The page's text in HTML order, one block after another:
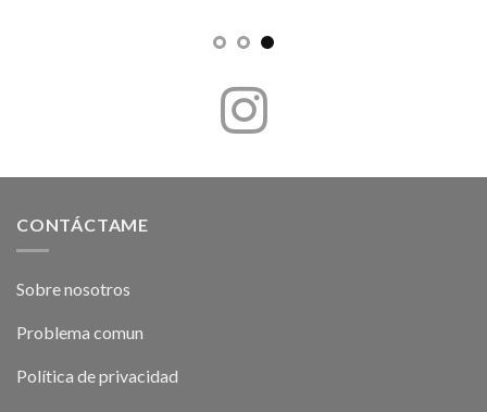
CONTÁCTAME
Sobre nosotros
Problema comun
Política de privacidad